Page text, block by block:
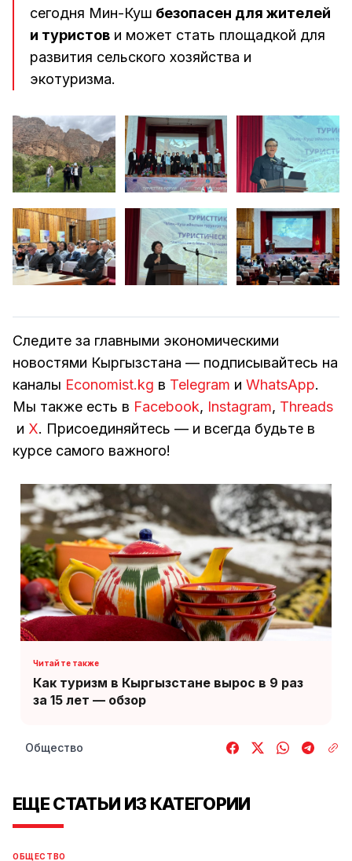
сегодня Мин-Куш безопасен для жителей
и туристов и может стать площадкой для
развития сельского хозяйства и
экотуризма.
Следите за главными экономическими
новостями Кыргызстана — подписывайтесь на
каналы Economist.kg в Telegram и WhatsApp.
Мы также есть в Facebook, Instagram, Threads
и Х. Присоединяйтесь — и всегда будьте в
курсе самого важного!
Как туризм в Кыргызстане вырос в 9 раз
за 15 лет — обзор
Общество
ЕЩЕ СТАТЬИ ИЗ КАТЕГОРИИ
ОБЩЕСТВО